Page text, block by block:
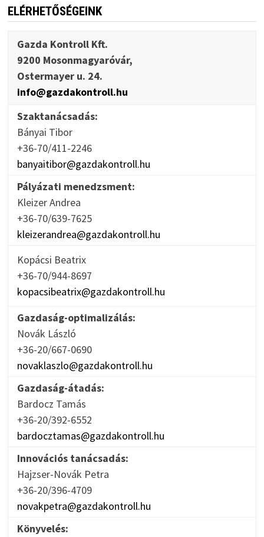
ELÉRHETŐSÉGEINK
Gazda Kontroll Kft.
9200 Mosonmagyaróvár,
Ostermayer u. 24.
info@gazdakontroll.hu
Szaktanácsadás:
Bányai Tibor
+36-70/411-2246
banyaitibor@gazdakontroll.hu
Pályázati menedzsment:
Kleizer Andrea
+36-70/639-7625
kleizerandrea@gazdakontroll.hu
Kopácsi Beatrix
+36-70/944-8697
kopacsibeatrix@gazdakontroll.hu
Gazdaság-optimalizálás:
Novák László
+36-20/667-0690
novaklaszlo@gazdakontroll.hu
Gazdaság-átadás:
Bardocz Tamás
+36-20/392-6552
bardocztamas@gazdakontroll.hu
Innovációs tanácsadás:
Hajzser-Novák Petra
+36-20/396-4709
novakpetra@gazdakontroll.hu
Könyvelés: